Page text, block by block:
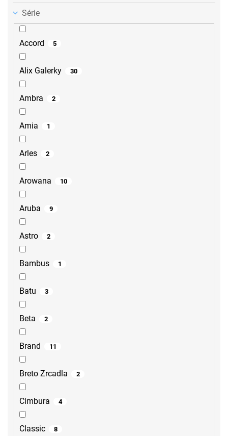
Série
Accord 5
Alix Galerky 30
Ambra 2
Amia 1
Arles 2
Arowana 10
Aruba 9
Astro 2
Bambus 1
Batu 3
Beta 2
Brand 11
Breto Zrcadla 2
Cimbura 4
Classic 8